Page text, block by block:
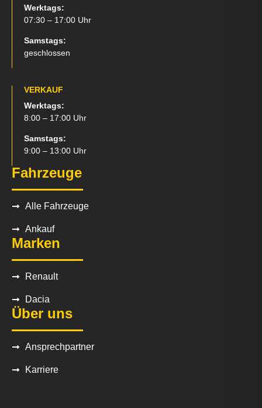
Werktags:
07:30 – 17:00 Uhr
Samstags:
geschlossen
VERKAUF
Werktags:
8:00 – 17:00 Uhr
Samstags:
9:00 – 13:00 Uhr
Fahrzeuge
Alle Fahrzeuge
Ankauf
Marken
Renault
Dacia
Über uns
Ansprechpartner
Karriere